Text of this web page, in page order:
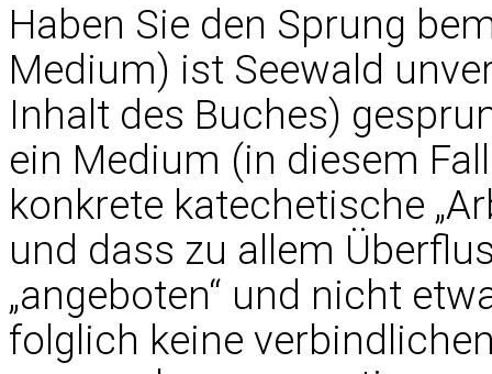
Haben Sie den Sprung
Medium) ist Seewald
Inhalt des Buches)
ein Medium (in diesem
konkrete katechetische
und dass zu allem
„angeboten“ und nicht
folglich keine